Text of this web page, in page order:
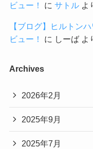
ビュー！
に サトルよ
【ブログ】ヒルトン
ビュー！
に しーばよ
Archives
2026年2月
2025年9月
2025年7月